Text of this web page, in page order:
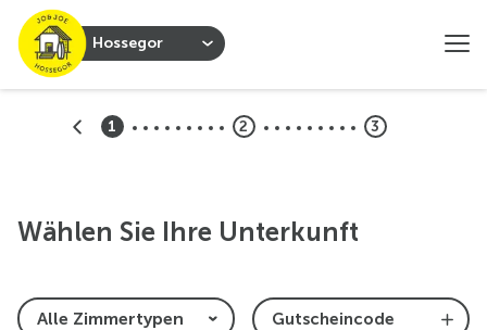
Hossegor
1 2 3
Wählen Sie Ihre Unterkunft
Gutscheincode